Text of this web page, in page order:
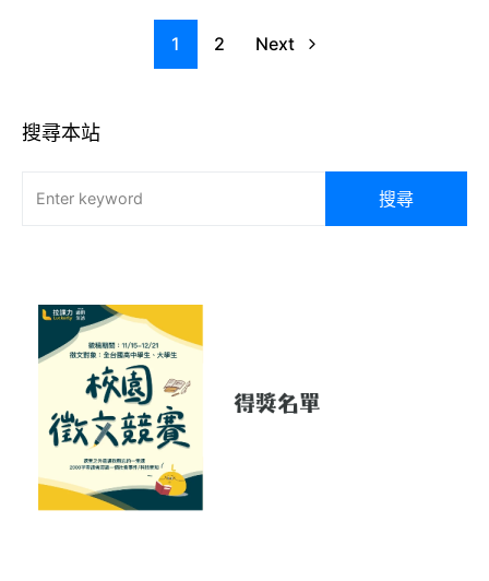
1 2 Next
搜尋本站
搜尋